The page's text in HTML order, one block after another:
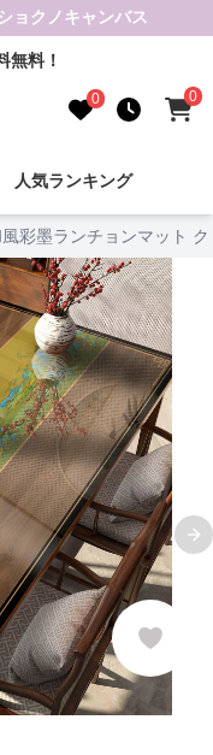
ョクノキャンバス
無料！
0 0
人気ランキング
彩墨ランチョンマット